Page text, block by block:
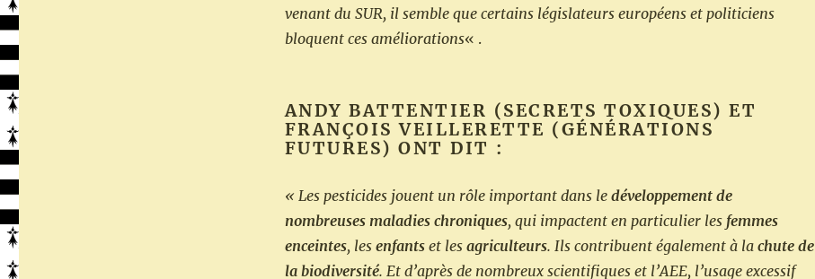
venant du SUR, il semble que certains législateurs européens et politiciens
bloquent ces améliorations« .
ANDY BATTENTIER (SECRETS TOXIQUES) ET
FRANÇOIS VEILLERETTE (GÉNÉRATIONS
FUTURES) ONT DIT :
« Les pesticides jouent un rôle important dans le développement de
nombreuses maladies chroniques, qui impactent en particulier les femmes
enceintes, les enfantset lesagriculteurs. Ils contribuent également à la chute de
la biodiversité. Et d’après de nombreux scientifiques et l’AEE, l’usage excessif